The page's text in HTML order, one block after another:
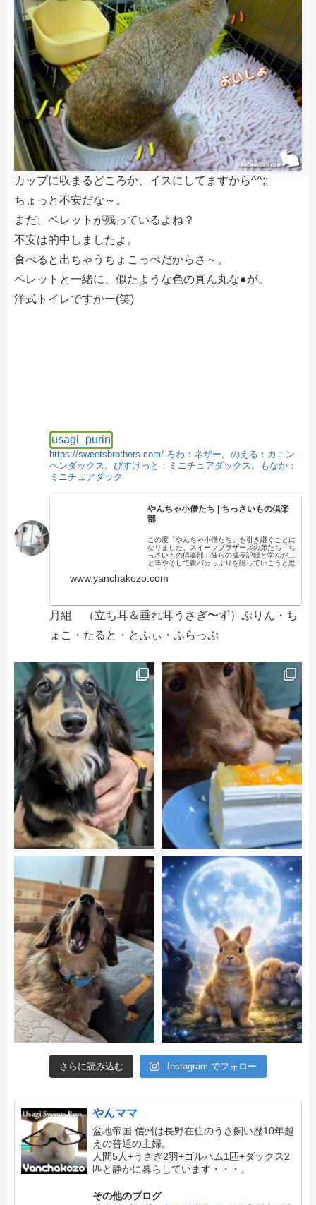
カップに収まるどころか、イスにしてますから^^;;
ちょっと不安だな～。
まだ、ペレットが残っているよね？
不安は的中しましたよ。
食べると出ちゃうちょこっぺだからさ～。
ペレットと一緒に、似たような色の真ん丸な●が。
洋式トイレですかー(笑)
usagi_purin
https://sweetsbrothers.com/ ろわ：ネザー。のえる：カニン
ヘンダックス。びすけっと：ミニチュアダックス。もなか：
ミニチュアダック
やんちゃ小僧たち | ちっさいもの倶楽
部
この度「やんちゃ小僧たち」を引き継ぐことに
なりました、スイーツブラザーズの弟たち「ち
っさいもの倶楽部」彼らの成長記録と学んだこ
と等やそして親バカっぷりを綴っていこうと思
います。
www.yanchakozo.com
月組 （立ち耳＆垂れ耳うさぎ〜ず）ぷりん・ち
ょこ・たると・とふぃ・ふらっぷ
さらに読み込む Instagram でフォロー
やんママ
盆地帝国 信州は長野在住のうさ飼い歴10年越
えの普通の主婦。
人間5人+うさぎ2羽+ゴルハム1匹+ダックス2
匹と静かに暮らしています・・・。
その他のブログ